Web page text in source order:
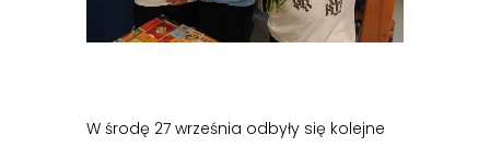
W środę 27 września odbyły się kolejne